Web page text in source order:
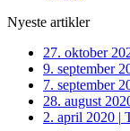
Nyeste artikler
27. oktober
9. september
7. september
28. august
2. april 2020 |